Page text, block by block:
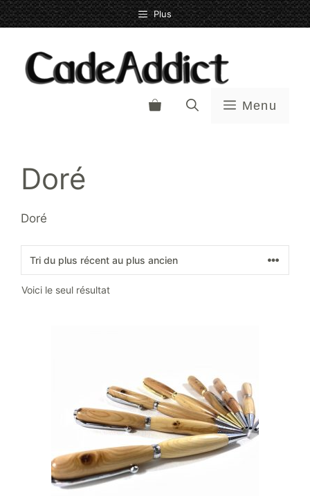
Aller
au
Plus
Menu
Doré
Doré
Voici le seul résultat
peuvent
choisies